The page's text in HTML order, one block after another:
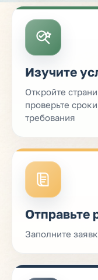
Изучите
Откройте
проверьте
требования
Отправьте
Заполните